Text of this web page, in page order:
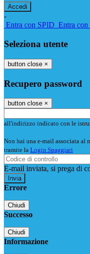
-
Entra con SPID Entra con
Seleziona utente
button close ×
Recupero password
button close ×
all'indirizzo indicato con le
Non hai una e-mail associata al
tramite la Login Spaggiari
E-mail inviata, si prega di
Errore
Chiudi
Successo
Chiudi
Informazione